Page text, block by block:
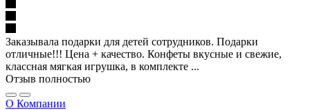
Заказывала подарки для детей сотрудников. Подарки
отличные!!! Цена + качество. Конфеты вкусные и свежие,
классная мягкая игрушка, в комплекте ...
Отзыв полностью
О Компании